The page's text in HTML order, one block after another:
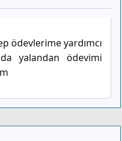
ödevlerime yardımcı
yalandan ödevimi